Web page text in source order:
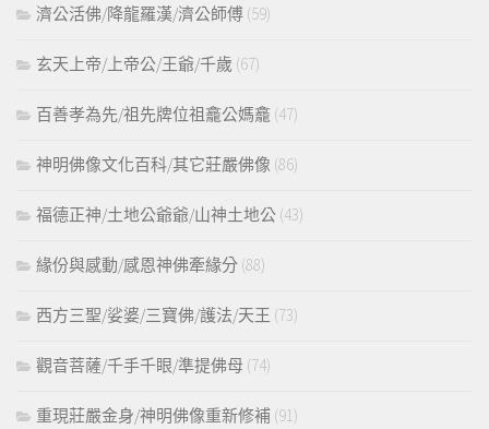
濟公活佛/降龍羅漢/濟公師傅 (59)
玄天上帝/上帝公/王爺/千歲 (67)
百善孝為先/祖先牌位祖龕公媽龕 (47)
神明佛像文化百科/其它莊嚴佛像 (86)
福德正神/土地公爺爺/山神土地公 (43)
緣份與感動/感恩神佛牽緣分 (88)
西方三聖/娑婆/三寶佛/護法/天王 (73)
觀音菩薩/千手千眼/準提佛母 (74)
重現莊嚴金身/神明佛像重新修補 (91)